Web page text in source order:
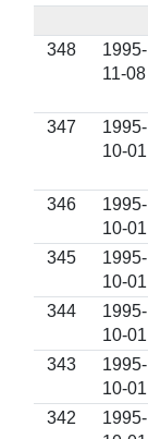
348
1995-
11-08
347
1995-
10-01
346
1995-
10-01
345
1995-
10-01
344
1995-
10-01
343
1995-
10-01
342
1995-